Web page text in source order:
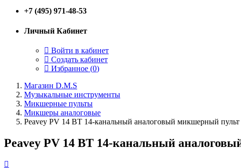
+7 (495) 971-48-53
Личный Кабинет
Войти в кабинет
Создать кабинет
Избранное (0)
Магазин D.M.S
Музыкальные инструменты
Микшерные пульты
Микшеры аналоговые
Peavey PV 14 BT 14-канальный аналоговый микшерный
Peavey PV 14 BT 14-канальный